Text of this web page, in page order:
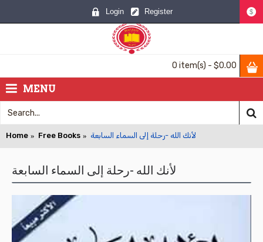
$
Login Register
0 item(s) - $0.00
MENU
Home Free Books لأنك الله -رحلة إلى السماء السابعة
لأنك الله -رحلة إلى السماء السابعة